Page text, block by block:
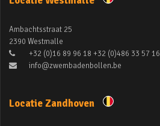
Ambachtsstraat 25
2390 Westmalle
+32 (0)16 89 96 18 +32 (0)486 33 57 16
info@zwembadenbollen.be
Locatie Zandhoven